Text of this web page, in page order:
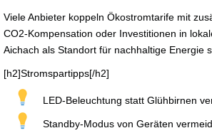
Viele Anbieter koppeln Ökostromtarife mit
CO2-Kompensation oder Investitionen in
Aichach als Standort für nachhaltige Energie
[h2]Stromspartipps[/h2]
LED-Beleuchtung statt Glühbirnen
Standby-Modus von Geräten